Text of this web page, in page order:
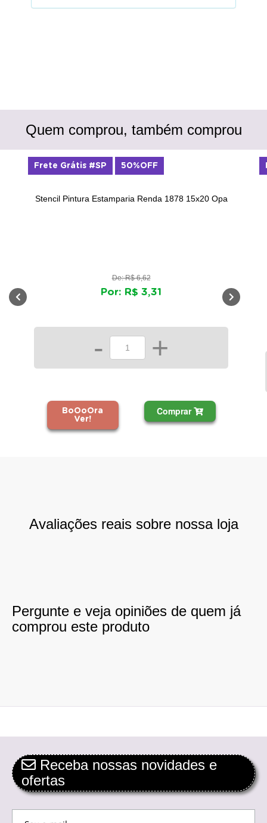
Quem comprou, também comprou
Stencil Pintura Estamparia Renda 1878 15x20 Opa
De: R$ 6,62
Por: R$ 3,31
- +
BoOoOra
Ver!
Comprar
Frete Grátis #SP 50%OFF
Avaliações reais sobre nossa loja
Pergunte e veja opiniões de quem já
comprou este produto
Receba nossas novidades e
ofertas